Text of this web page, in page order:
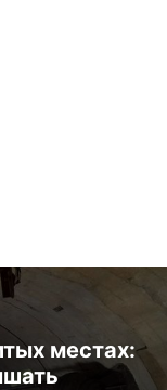
местах: